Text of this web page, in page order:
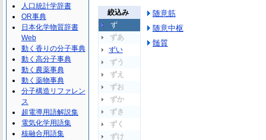
絞込み
ず
ずあ
ずい
ずう
ずえ
ずお
ずか
ずき
ずく
ずけ
随意筋
随意中枢
髄質
人口統計学辞書
OR事典
日本化学物質辞書
Web
動く香りの分子事典
動く高分子事典
動く農薬事典
動く薬物事典
分子構造リファレン
ス
超電導用語解説集
電気化学用語集
核融合用語集